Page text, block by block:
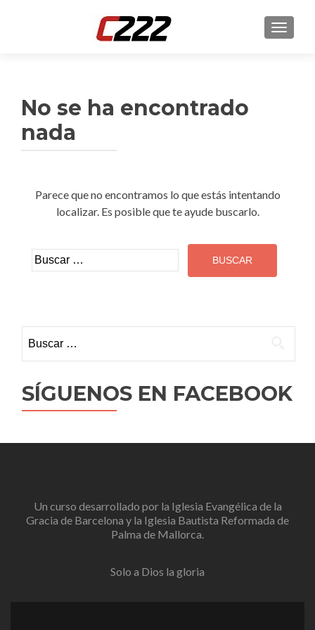
No se ha encontrado
nada
Parece que no encontramos lo que estás intentando
localizar. Es posible que te ayude buscarlo.
Buscar:
SÍGUENOS EN FACEBOOK
Un curso desarrollado por la Iglesia Evangélica de la
Gracia de Barcelona y la Iglesia Bautista Reformada de
Palma de Mallorca.
Solo a Dios la gloria